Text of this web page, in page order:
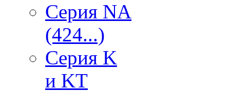
Серия NA
(424...)
Серия K
и KT